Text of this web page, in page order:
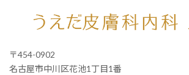
〒454-0902
名古屋市中川区花池1丁目1番